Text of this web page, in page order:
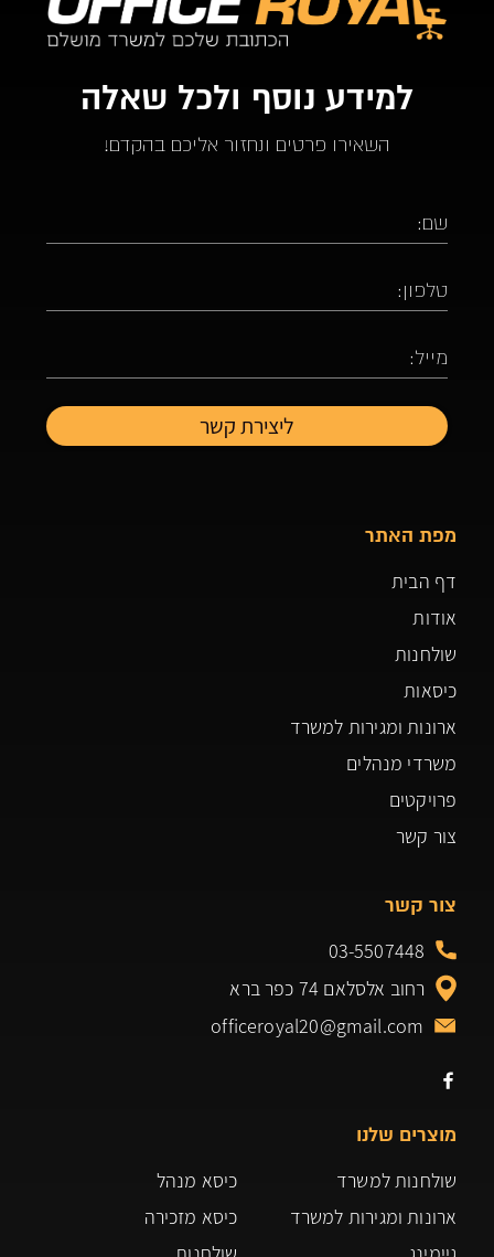
למידע נוסף ולכל שאלה
השאירו פרטים ונחזור אליכם בהקדם!
מפת האתר
דף הבית
אודות
שולחנות
כיסאות
ארונות ומגירות למשרד
משרדי מנהלים
פרויקטים
צור קשר
מוצרים שלנו
שולחנות למשרד
ארונות ומגירות למשרד
כיסא מנהל
כיסא מזכירה
צור קשר
03-5507448
רחוב אלסלאם 74 כפר ברא
officeroyal20@gmail.com